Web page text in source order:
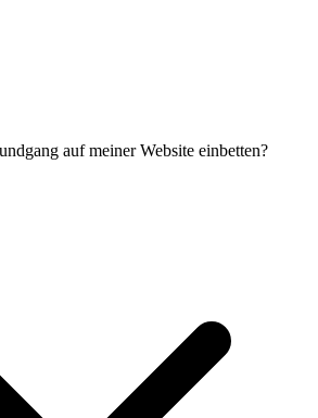
auf meiner Website einbetten?